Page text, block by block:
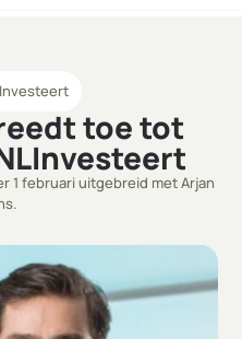
toe tot
1 februari uitgebreid met Arjan